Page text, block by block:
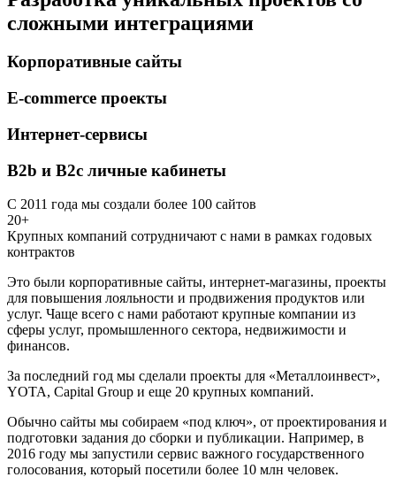
сложными интеграциями
Корпоративные сайты
E-commerce проекты
Интернет-сервисы
B2b и B2c личные кабинеты
С 2011 года мы создали более 100 сайтов
20+
Крупных компаний сотрудничают с нами в рамках годовых
контрактов
Это были корпоративные сайты, интернет-магазины, проекты
для повышения лояльности и продвижения продуктов или
услуг. Чаще всего с нами работают крупные компании из
сферы услуг, промышленного сектора, недвижимости и
финансов.
За последний год мы сделали проекты для «Металлоинвест»,
YOTA, Capital Group и еще 20 крупных компаний.
Обычно сайты мы собираем «под ключ», от проектирования и
подготовки задания до сборки и публикации. Например, в
2016 году мы запустили сервис важного государственного
голосования, который посетили более 10 млн человек.